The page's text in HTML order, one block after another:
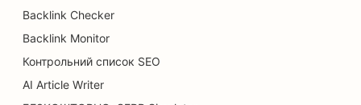
SEO для опікових хірургів
SEO для кафе
SEO для кондитерських
Backlink Checker
Backlink Monitor
Контрольний список SEO
AI Article Writer